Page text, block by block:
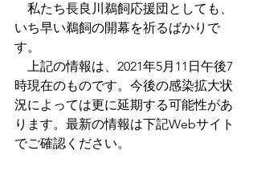
私たち長良川鵜飼応援団としても、
いち早い鵜飼の開幕を祈るばかりで
す。
上記の情報は、2021年5月11日午後7
時現在のものです。今後の感染拡大状
況によっては更に延期する可能性があ
ります。最新の情報は下記Webサイト
でご確認ください。